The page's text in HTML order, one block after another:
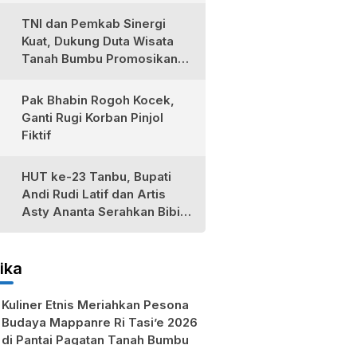
TNI dan Pemkab Sinergi
Kuat, Dukung Duta Wisata
Tanah Bumbu Promosikan
Pak Bhabin Rogoh Kocek,
Ganti Rugi Korban Pinjol
Fiktif
HUT ke-23 Tanbu, Bupati
Andi Rudi Latif dan Artis
Asty Ananta Serahkan Bibit
Kuliner Etnis Meriahkan Pesona
Budaya Mappanre Ri Tasi’e 2026
di Pantai Pagatan Tanah Bumbu